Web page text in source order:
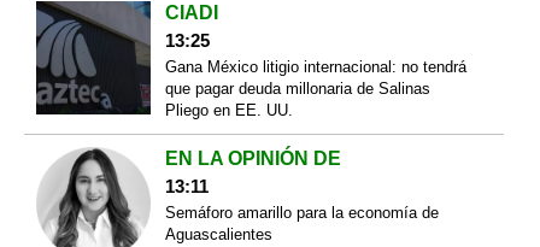
CIADI
13:25
Gana México litigio internacional: no tendrá
que pagar deuda millonaria de Salinas
Pliego en EE. UU.
EN LA OPINIÓN DE
13:11
Semáforo amarillo para la economía de
Aguascalientes